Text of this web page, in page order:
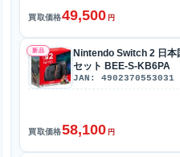
買取価格49,500 円
新品
Nintendo Switch 2 日本
セット BEE-S-KB6PA
JAN: 4902370553031
買取価格58,100 円